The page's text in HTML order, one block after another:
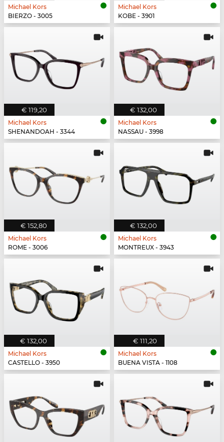
Michael Kors
BIERZO - 3005
Michael Kors
KOBE - 3901
€ 119,20
Michael Kors
SHENANDOAH - 3344
€ 132,00
Michael Kors
NASSAU - 3998
€ 152,80
Michael Kors
ROME - 3006
€ 132,00
Michael Kors
MONTREUX - 3943
€ 132,00
Michael Kors
CASTELLO - 3950
€ 111,20
Michael Kors
BUENA VISTA - 1108